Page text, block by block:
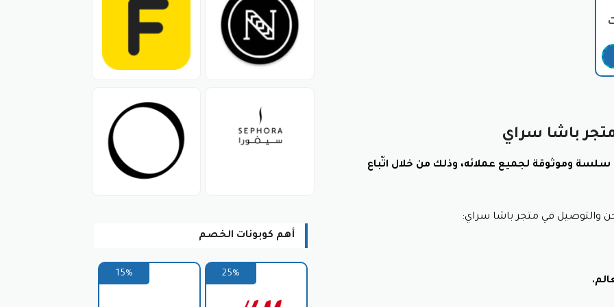
التركية الأصيلة، من الجلابيات المُطرزة بالألوان الزاهية إلى القفاطين المُزخرفة بالنقوشات العثمانية.
من الملابس العصرية التي تُواكب أحدث صيحات الموضة التركية، بلمسة مميزة تعكس أناقة الثقافة
من مكونات طبيعية مثل العود والورد والمسك، تُضفي لمسة من السحر والجاذبية على إطلالاتكم.
المميزة، من عطور الورد الدمشقي إلى عطور التوابل الشرقية.
يُقدم في أكواب زجاجية صغيرة على شكل خزامة.
من عصائر الفواكه الطازجة، مثل عصير الرمان والبرتقال والجريب فروت.
باشا سراي
وموثوقة لجميع عملائه، وذلك من خلال اتّباع
والتوصيل في متجر باشا سراي:
أهم كوبونات الخصم
25%
15%